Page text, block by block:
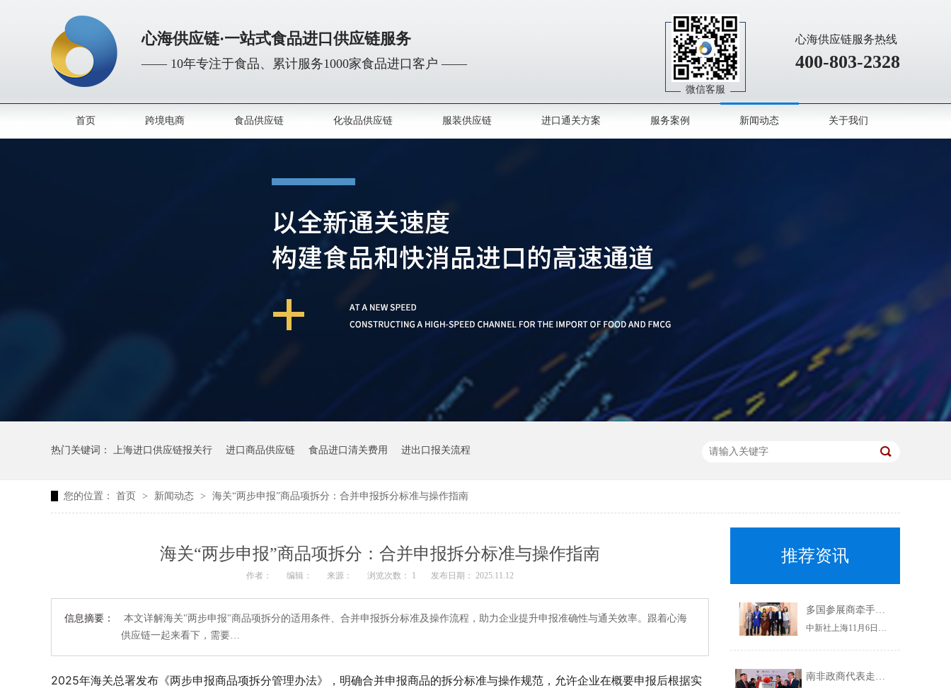
心海供应链·一站式食品进口供应链服务
—— 10年专注于食品、累计服务1000家食品进口客户 ——
微信客服
心海供应链服务热线
400-803-2328
首页 跨境电商 食品供应链 化妆品供应链 服装供应链 进口通关方案 服务案例 新闻动态 关于我们
热门关键词： 上海进口供应链报关行 进口商品供应链 食品进口清关费用 进出口报关流程
您的位置： 首页 > 新闻动态 > 海关“两步申报”商品项拆分：合并申报拆分标准与操作指南
海关“两步申报”商品项拆分：合并申报拆分标准与操作指南
作者： 编辑： 来源： 浏览次数： 1 发布日期： 2025.11.12
信息摘要：
本文详解海关"两步申报"商品项拆分的适用条件、合并申报拆分标准及操作流程，助力企业提升申报准确性与通关效率。跟着心海
供应链一起来看下，需要…
2025年海关总署发布《两步申报商品项拆分管理办法》，明确合并申报商品的拆分标准与操作规范，允许企业在概要申报后根据实
推荐资讯
多国参展商牵手上海杨浦企业 推动优质特色产品进入中国市场
中新社上海11月6日电(记者陈静)正在举行的第二届进博会上，上海交易团杨浦交易分团6日集中与7家参展商签约，6个采购订单落地。